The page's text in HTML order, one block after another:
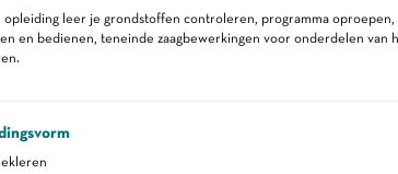
opleiding leer je grondstoffen controleren, programma
en bedienen, teneinde zaagbewerkingen voor onderdelen